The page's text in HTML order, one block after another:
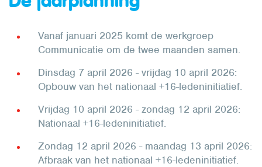
Vanaf januari 2025 komt de werkgroep
Communicatie om de twee maanden samen.
Dinsdag 7 april 2026 - vrijdag 10 april 2026:
Opbouw van het nationaal +16-ledeninitiatief.
Vrijdag 10 april 2026 - zondag 12 april 2026:
Nationaal +16-ledeninitiatief.
Zondag 12 april 2026 - maandag 13 april 2026:
Afbraak van het nationaal +16-ledeninitiatief.